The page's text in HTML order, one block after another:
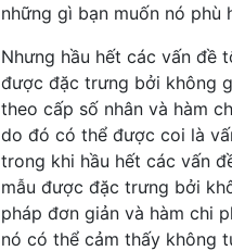
những gì bạn muốn nó phù
Nhưng hầu hết các vấn đề
được đặc trưng bởi không
theo cấp số nhân và hàm
do đó có thể được coi là
trong khi hầu hết các vấn
mẫu được đặc trưng bởi
pháp đơn giản và hàm chi
nó có thể cảm thấy không